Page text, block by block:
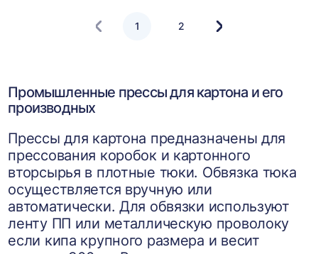
1 2
Следующая
Промышленные прессы для картона и его
производных
Прессы для картона предназначены для
прессования коробок и картонного
вторсырья в плотные тюки. Обвязка тюка
осуществляется вручную или
автоматически. Для обвязки используют
ленту ПП или металлическую проволоку
если кипа крупного размера и весит